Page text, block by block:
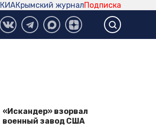
Подписка
Крымский журнал
КИА
«Искандер» взорвал
военный завод США